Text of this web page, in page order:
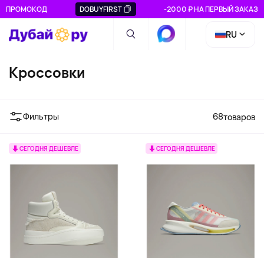
ПРОМОКОД DOBUYFIRST -2000 ₽ НА ПЕРВЫЙ ЗАКАЗ
RU
Кроссовки
Фильтры 68товаров
СЕГОДНЯ ДЕШЕВЛЕ СЕГОДНЯ ДЕШЕВЛЕ